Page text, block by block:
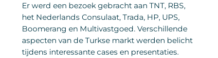
Er werd een bezoek gebracht aan TNT, RBS,
het Nederlands Consulaat, Trada, HP, UPS,
Boomerang en Multivastgoed. Verschillende
aspecten van de Turkse markt werden belicht
tijdens interessante cases en presentaties.